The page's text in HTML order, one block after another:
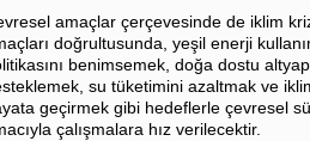
amaçlar çerçevesinde de iklim
doğrultusunda, yeşil enerji
benimsemek, doğa dostu
su tüketimini azaltmak ve iklim
geçirmek gibi hedeflerle çevresel
çalışmalara hız verilecektir.